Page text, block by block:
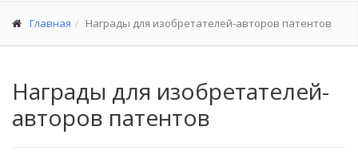
Главная Награды для изобретателей-авторов патентов
Награды для изобретателей-
авторов патентов